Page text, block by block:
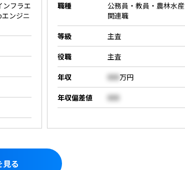
ンフラエ
ンジニ
職種
公務員・教員・農林水産
関連職
等級 主査
役職 主査
年収 000 万円
年収偏差値 000
る